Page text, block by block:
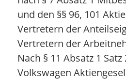
und den §§ 96, 101
Vertretern der
Vertretern der
Nach § 11 Absatz 1
Volkswagen